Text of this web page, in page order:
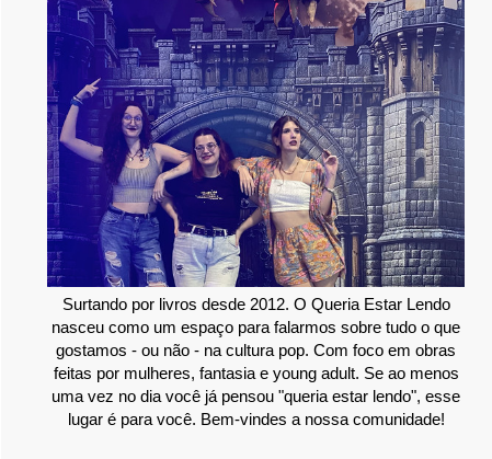
Surtando por livros desde 2012. O Queria Estar Lendo
nasceu como um espaço para falarmos sobre tudo o que
gostamos - ou não - na cultura pop. Com foco em obras
feitas por mulheres, fantasia e young adult. Se ao menos
uma vez no dia você já pensou "queria estar lendo", esse
lugar é para você. Bem-vindes a nossa comunidade!